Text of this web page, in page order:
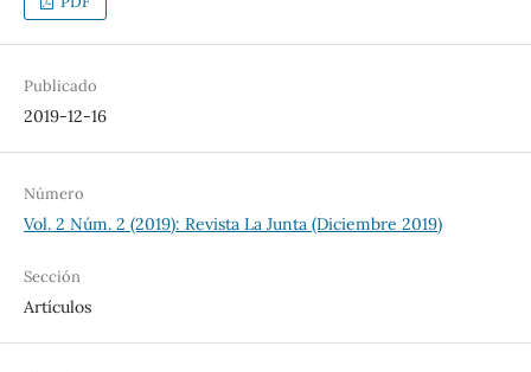
Publicado
2019-12-16
Número
Vol. 2 Núm. 2 (2019): Revista La Junta (Diciembre 2019)
Sección
Artículos